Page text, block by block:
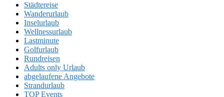
Städtereise
Wanderurlaub
Inselurlaub
Wellnessurlaub
Lastminute
Golfurlaub
Rundreisen
Adults only Urlaub
abgelaufene Angebote
Strandurlaub
TOP Events